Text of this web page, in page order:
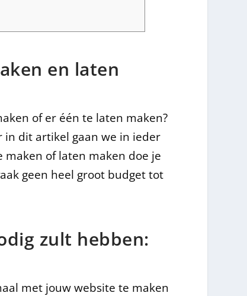
en laten
of er één te laten maken?
in dit artikel gaan we in ieder
maken of laten maken doe je
geen heel groot budget tot
zult hebben:
met jouw website te maken